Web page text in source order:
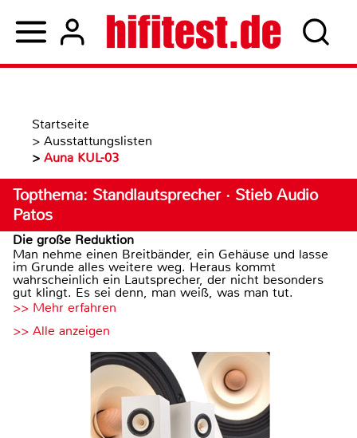
Startseite
> Ausstattungslisten
> Auna KUL-03
Topthema: Standlautsprecher · Stieb Audio
Patos
Die große Reduktion
Man nehme einen Breitbänder, ein Gehäuse und lasse
im Grunde alles weitere weg. Heraus kommt
wahrscheinlich ein Lautsprecher, der nicht besonders
gut klingt. Es sei denn, man weiß, was man tut.
>> Mehr erfahren
>> Alle anzeigen